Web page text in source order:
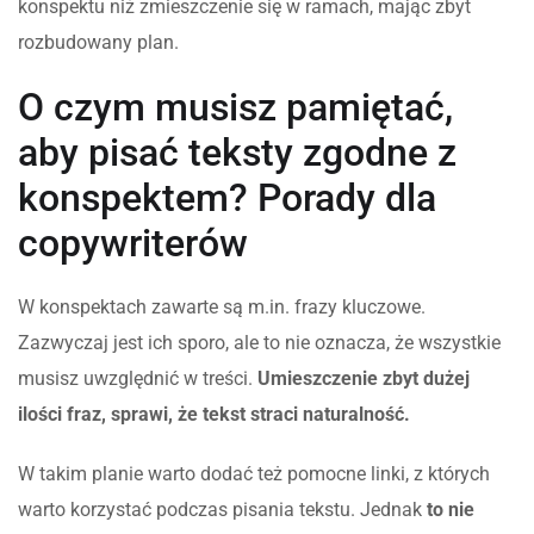
konspektu niż zmieszczenie się w ramach, mając zbyt
rozbudowany plan.
O czym musisz pamiętać,
aby pisać teksty zgodne z
konspektem? Porady dla
copywriterów
W konspektach zawarte są m.in. frazy kluczowe.
Zazwyczaj jest ich sporo, ale to nie oznacza, że wszystkie
musisz uwzględnić w treści. Umieszczenie zbyt dużej
ilości fraz, sprawi, że tekst straci naturalność.
W takim planie warto dodać też pomocne linki, z których
warto korzystać podczas pisania tekstu. Jednak to nie